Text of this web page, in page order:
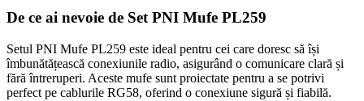
De ce ai nevoie de Set PNI Mufe PL259
Setul PNI Mufe PL259 este ideal pentru cei care doresc să își
îmbunătățească conexiunile radio, asigurând o comunicare clară și
fără întreruperi. Aceste mufe sunt proiectate pentru a se potrivi
perfect pe cablurile RG58, oferind o conexiune sigură și fiabilă.